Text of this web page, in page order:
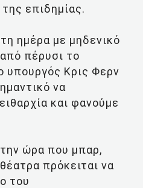
επιδημίας.
ημέρα με μηδενικό
πέρυσι το
υπουργός Κρις Φερν
να
και φανούμε
ώρα που μπαρ,
πρόκειται να
του